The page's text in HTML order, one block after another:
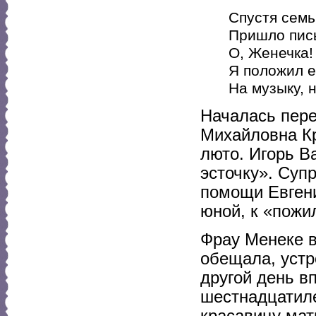
Спустя
Пришло
О,
Я положил
На музыку,
Началась
Михайловна
люто. Игорь
эсточку».
помощи
юной, к
Фрау Менеке
обещала,
другой день